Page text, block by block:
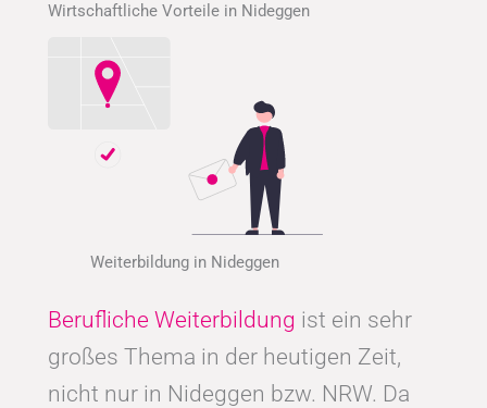
Wirtschaftliche Vorteile in Nideggen
Weiterbildung in Nideggen
Berufliche Weiterbildung ist ein sehr
großes Thema in der heutigen Zeit,
nicht nur in Nideggen bzw. NRW. Da